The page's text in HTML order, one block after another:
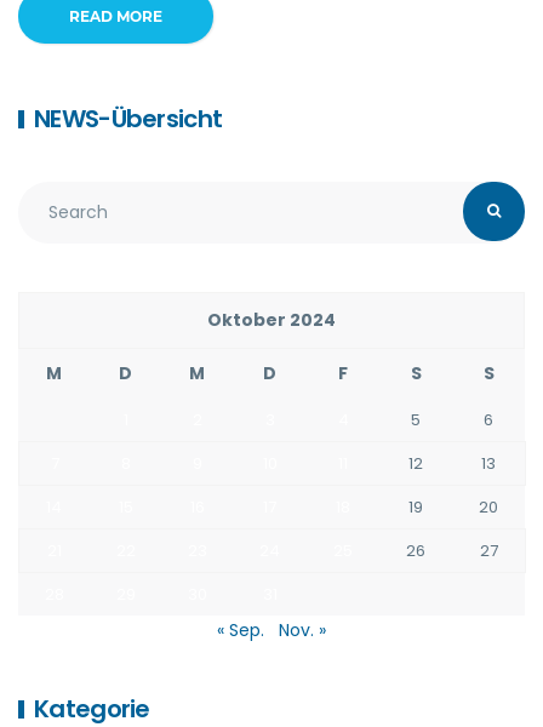
READ MORE
NEWS-Übersicht
Oktober 2024
M D M D F S S
5
6
12
13
19
20
26
27
« Sep. Nov. »
Kategorie